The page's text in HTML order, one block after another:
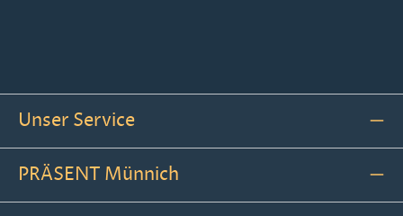
Unser Service
PRÄSENT Münnich